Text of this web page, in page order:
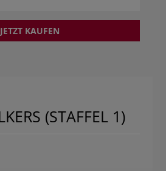
JETZT KAUFEN
(STAFFEL 1)